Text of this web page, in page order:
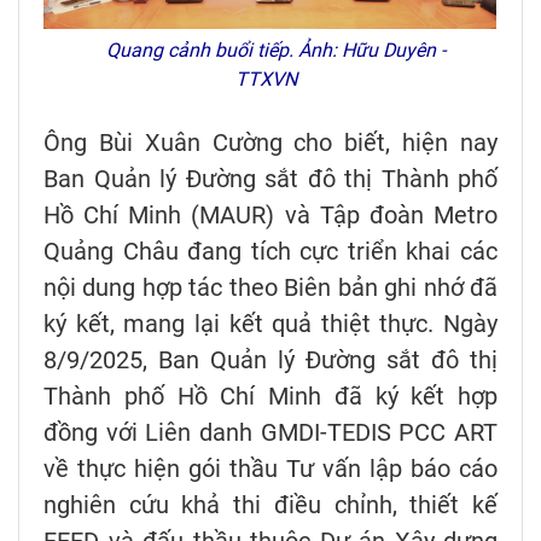
Quang cảnh buổi tiếp. Ảnh: Hữu Duyên -
TTXVN
Ông Bùi Xuân Cường cho biết, hiện nay
Ban Quản lý Đường sắt đô thị Thành phố
Hồ Chí Minh (MAUR) và Tập đoàn Metro
Quảng Châu đang tích cực triển khai các
nội dung hợp tác theo Biên bản ghi nhớ đã
ký kết, mang lại kết quả thiệt thực. Ngày
8/9/2025, Ban Quản lý Đường sắt đô thị
Thành phố Hồ Chí Minh đã ký kết hợp
đồng với Liên danh GMDI-TEDIS PCC ART
về thực hiện gói thầu Tư vấn lập báo cáo
nghiên cứu khả thi điều chỉnh, thiết kế